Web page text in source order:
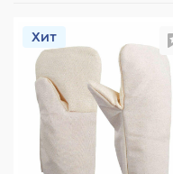
Влагозащитная
одежда
Одноразовая
спецодежда
Одежда
для
сварщиков
защиты
от
для
обуви
Хит